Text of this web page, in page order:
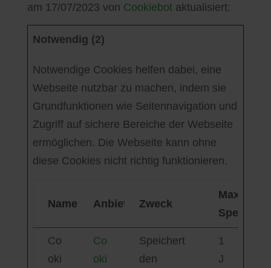
am 17/07/2023 von Cookiebotaktualisiert:
Notwendig (2)
Notwendige Cookies helfen dabei, eine
Webseite nutzbar zu machen, indem sie
Grundfunktionen wie Seitennavigation und
Zugriff auf sichere Bereiche der Webseite
ermöglichen. Die Webseite kann ohne
diese Cookies nicht richtig funktionieren.
Name Anbieter Zweck
Maximale
Co
oki
Co
oki
Speichert
den
1
J